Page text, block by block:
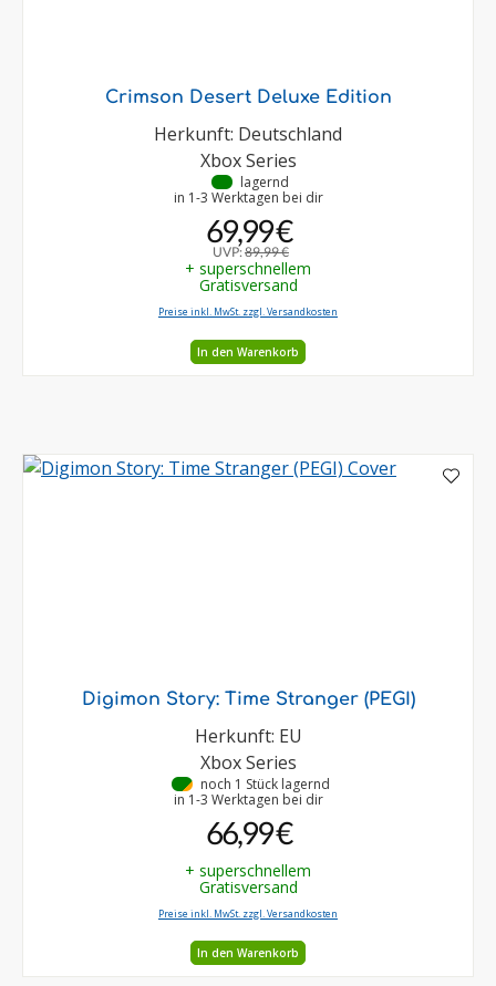
Crimson Desert Deluxe Edition
Herkunft: Deutschland
Xbox Series
lagernd
in 1-3 Werktagen bei dir
69,99 €
UVP:89,99 €
+ superschnellem
Gratisversand
Preise inkl. MwSt. zzgl. Versandkosten
In den Warenkorb
Digimon Story: Time Stranger (PEGI)
Herkunft: EU
Xbox Series
noch 1 Stück lagernd
in 1-3 Werktagen bei dir
66,99 €
+ superschnellem
Gratisversand
Preise inkl. MwSt. zzgl. Versandkosten
In den Warenkorb